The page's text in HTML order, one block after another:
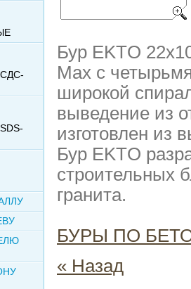
Бур EKTO
Max с
широкой
выведение из
изготовлен из
Бур EKTO
строительных
гранита.
БУРЫ ПО
« Назад